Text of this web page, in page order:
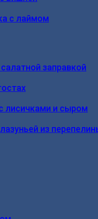
с лаймом
заправкой
лисичками и сыром
из